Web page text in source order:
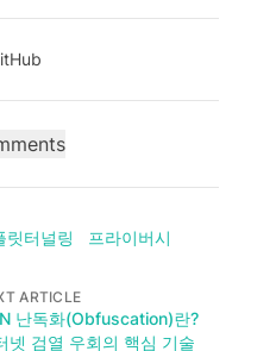
릿터널링 프라이버시
ARTICLE
난독화(Obfuscation)란?
넷 검열 우회의 핵심 기술